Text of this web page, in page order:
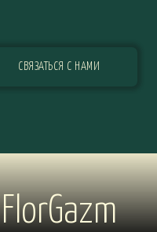
СВЯЗАТЬСЯ С НАМИ
FlorGazm